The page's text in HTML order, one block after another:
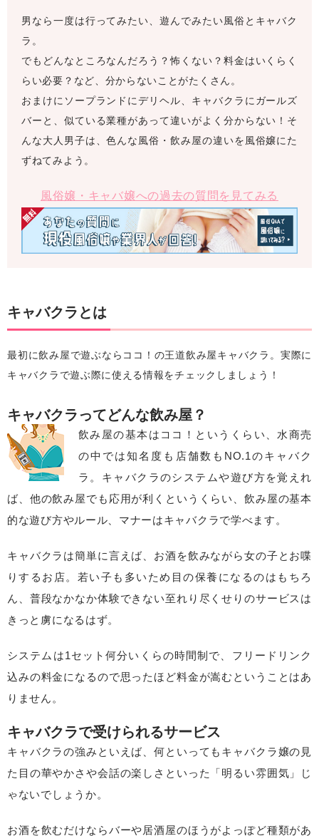
男なら一度は行ってみたい、遊んでみたい風俗とキャバク
ラ。
でもどんなところなんだろう？怖くない？料金はいくらく
らい必要？など、分からないことがたくさん。
おまけにソープランドにデリヘル、キャバクラにガールズ
バーと、似ている業種があって違いがよく分からない！そ
んな大人男子は、色んな風俗・飲み屋の違いを風俗嬢にた
ずねてみよう。
風俗嬢・キャバ嬢への過去の質問を見てみる
キャバクラとは
最初に飲み屋で遊ぶならココ！の王道飲み屋キャバクラ。実際に
キャバクラで遊ぶ際に使える情報をチェックしましょう！
キャバクラってどんな飲み屋？
飲み屋の基本はココ！というくらい、水商売
の中では知名度も店舗数もNO.1のキャバク
ラ。キャバクラのシステムや遊び方を覚えれ
ば、他の飲み屋でも応用が利くというくらい、飲み屋の基本
的な遊び方やルール、マナーはキャバクラで学べます。
キャバクラは簡単に言えば、お酒を飲みながら女の子とお喋
りするお店。若い子も多いため目の保養になるのはもちろ
ん、普段なかなか体験できない至れり尽くせりのサービスは
きっと虜になるはず。
システムは1セット何分いくらの時間制で、フリードリンク
込みの料金になるので思ったほど料金が嵩むということはあ
りません。
キャバクラで受けられるサービス
キャバクラの強みといえば、何といってもキャバクラ嬢の見
た目の華やかさや会話の楽しさといった「明るい雰囲気」じ
ゃないでしょうか。
お酒を飲むだけならバーや居酒屋のほうがよっぽど種類があ